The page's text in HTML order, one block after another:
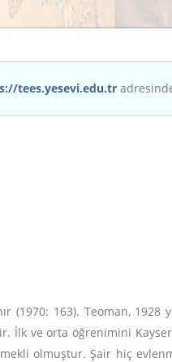
tees.yesevi.edu.tr
(1970: 163). Teoman, 1928
İlk ve orta öğrenimini
olmuştur. Şair hiç